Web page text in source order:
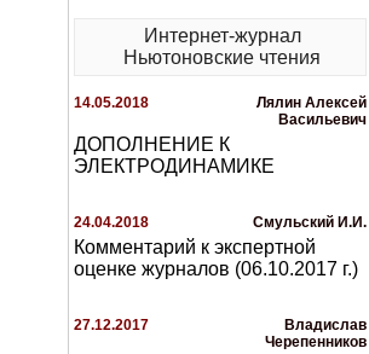
Интернет-журнал
Ньютоновские чтения
14.05.2018
Лялин Алексей
Васильевич
ДОПОЛНЕНИЕ К
ЭЛЕКТРОДИНАМИКЕ
24.04.2018 Смульский И.И.
Комментарий к экспертной
оценке журналов (06.10.2017 г.)
27.12.2017
Владислав
Черепенников